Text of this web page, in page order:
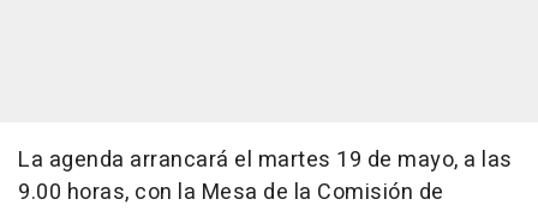
La agenda arrancará el martes 19 de mayo, a las
9.00 horas, con la Mesa de la Comisión de